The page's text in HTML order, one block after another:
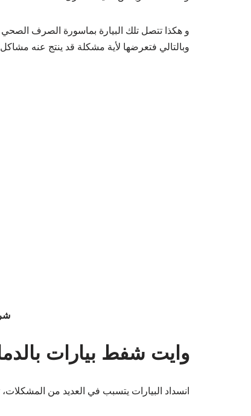
و هكذا تتصل تلك البيارة بماسورة الصرف
وبالتالي فتعرضها لأية مشكلة قد ينتج عنه مشاكل
وايت شفط بيارات
انسداد البيارات يتسبب في العديد من